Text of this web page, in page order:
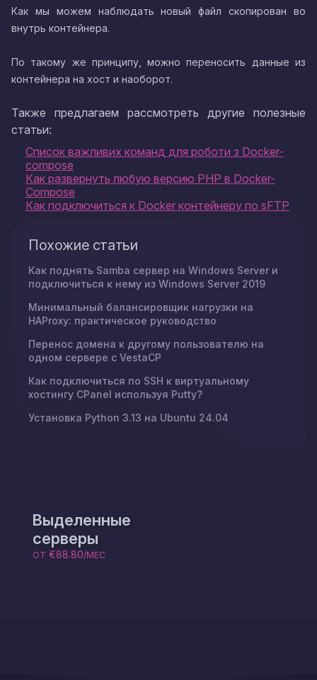
Как мы можем наблюдать новый файл скопирован во
внутрь контейнера.
По такому же принципу, можно переносить данные из
контейнера на хост и наоборот.
Также предлагаем рассмотреть другие полезные
статьи:
Список важливих команд для роботи з Docker-
compose
Как развернуть любую версию PHP в Docker-
Compose
Как подключиться к Docker контейнеру по sFTP
Похожие статьи
Как поднять Samba сервер на Windows Server и
подключиться к нему из Windows Server 2019
Минимальный балансировщик нагрузки на
HAProxy: практическое руководство
Перенос домена к другому пользователю на
одном сервере с VestaCP
Как подключиться по SSH к виртуальному
хостингу CPanel используя Putty?
Установка Python 3.13 на Ubuntu 24.04
Выделенные
серверы
ОТ €88.80/МЕС